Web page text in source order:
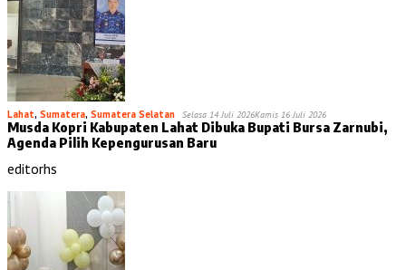
Lahat, Sumatera, Sumatera Selatan Selasa 14 Juli 2026Kamis 16 Juli 2026
Musda Kopri Kabupaten Lahat Dibuka Bupati Bursa Zarnubi,
Agenda Pilih Kepengurusan Baru
editorhs